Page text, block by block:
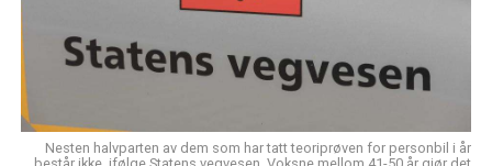
Nesten halvparten av dem som har tatt teoriprøven for personbil i år